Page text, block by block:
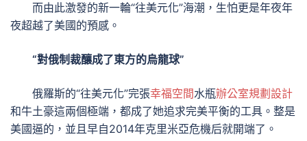
而由此激發的新一輪“往美元化”海潮，生怕更是年夜年
夜超越了美國的預感。
“對俄制裁釀成了東方的烏龍球”
俄羅斯的“往美元化”完張幸福空間水瓶辦公室規劃設計
和牛土豪這兩個極端，都成了她追求完美平衡的工具。整是
美國逼的，並且早自2014年克里米亞危機后就開端了。